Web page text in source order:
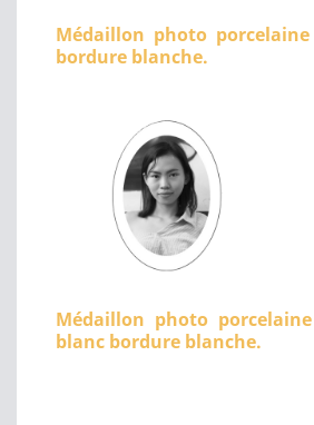
Médaillon photo
bordure blanche.
Médaillon photo
blanc bordure blanche.